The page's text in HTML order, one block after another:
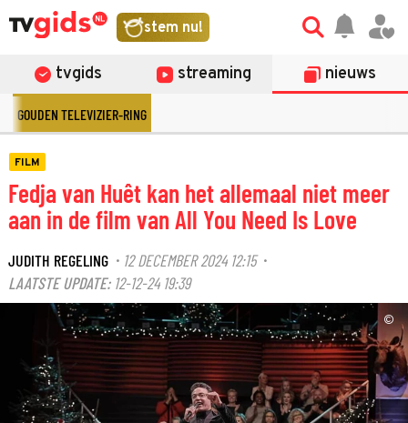
stem nu!
tvgids streaming nieuws
GOUDEN TELEVIZIER-RING
FILM
Fedja van Huêt kan het allemaal niet meer
aan in de film van All You Need Is Love
JUDITH REGELING · 12 DECEMBER 2024 12:15·
LAATSTE UPDATE: 12-12-24 19:39
©